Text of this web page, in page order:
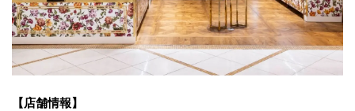
【店舗情報】